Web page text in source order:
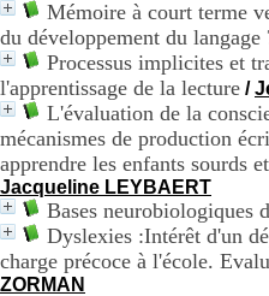
Mémoire à court terme
du développement du langage
Processus implicites et
l'apprentissage de la lecture /
L'évaluation de la
mécanismes de production
apprendre les enfants sourds
Jacqueline LEYBAERT
Bases neurobiologiques
Dyslexies :Intérêt d'un
charge précoce à l'école.
ZORMAN
l
:
+
3
3
(
0
)
4
3
7
9
1